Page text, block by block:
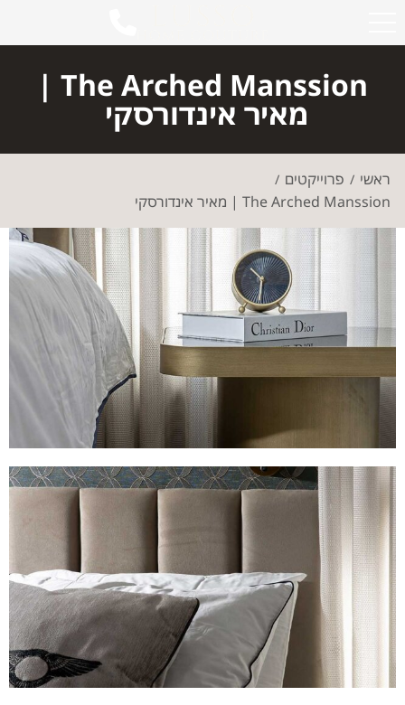
The Arched Manssion |
מאיר אינדורסקי ‎
ראשי / פרוייקטים /
The Arched Manssion | מאיר אינדורסקי ‎